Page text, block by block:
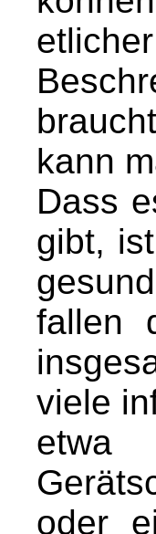
kann
Dass
gibt,
fallen
viele
etwa
oder